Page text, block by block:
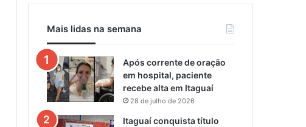
Mais lidas na semana
Após corrente de oração
em hospital, paciente
recebe alta em Itaguaí
28 de julho de 2026
Itaguaí conquista título